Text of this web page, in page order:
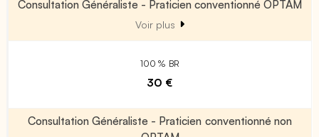
Consultation Généraliste - Praticien conventionné OPTAM
Voir plus
100 % BR
30 €
Consultation Généraliste - Praticien conventionné non